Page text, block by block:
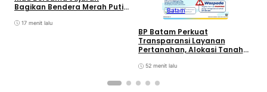
Bagikan Bendera Merah Putih
Bermotor di Kantor Samsat
17 menit lalu
Batam
BP Batam Perkuat
Transparansi Layanan
Pertanahan, Alokasi Tanah
LMS52 menit lalu